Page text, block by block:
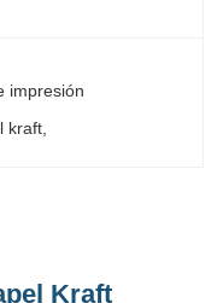
impresión
kraft
Kraft